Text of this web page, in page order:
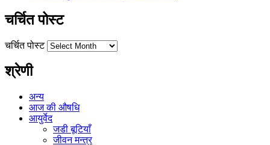
चर्चित पोस्ट
चर्चित पोस्ट
श्रेणी
अन्य
आज की औषधि
आयुर्वेद
जडी बूटियाँ
जीवन मन्त्र